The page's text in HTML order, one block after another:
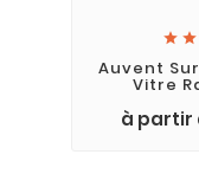
 
Auvent
Vitre
à partir